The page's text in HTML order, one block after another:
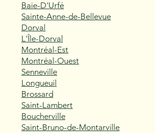
Baie-D'Urfé
Sainte-Anne-de-Bellevue
Dorval
L'Île-Dorval
Montréal-Est
Montréal-Ouest
Senneville
Longueuil
Brossard
Saint-Lambert
Boucherville
Saint-Bruno-de-Montarville